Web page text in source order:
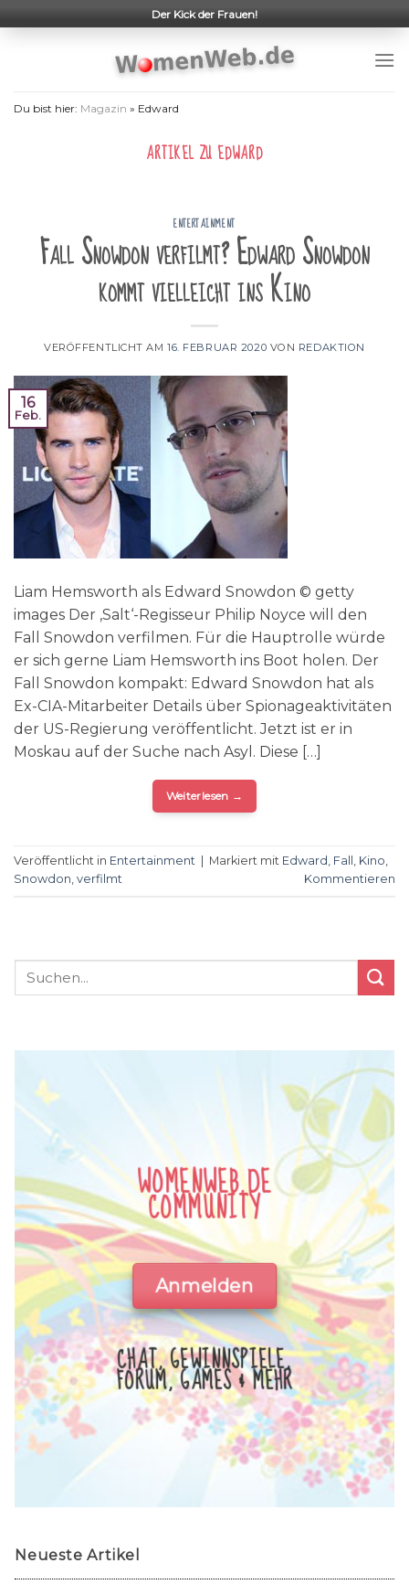
to
Der Kick der Frauen!
Du bist hier: Magazin » Edward
ARTIKEL ZU EDWARD
ENTERTAINMENT
Fall Snowdon verfilmt? Edward Snowdon
kommt vielleicht ins Kino
VERÖFFENTLICHT AM16. FEBRUAR 2020 VON REDAKTION
16
Feb.
Liam Hemsworth als Edward Snowdon © getty
images Der ‚Salt‘-Regisseur Philip Noyce will den
Fall Snowdon verfilmen. Für die Hauptrolle würde
er sich gerne Liam Hemsworth ins Boot holen. Der
Fall Snowdon kompakt: Edward Snowdon hat als
Ex-CIA-Mitarbeiter Details über Spionageaktivitäten
der US-Regierung veröffentlicht. Jetzt ist er in
Moskau auf der Suche nach Asyl. Diese […]
Weiterlesen →
Veröffentlicht in Entertainment Markiert mit Edward Fall Kino
Snowdon verfilmt Kommentieren
WOMENWEB.DE
COMMUNITY
Anmelden
CHAT, GEWINNSPIELE,
FORUM, GAMES & MEHR
Neueste Artikel